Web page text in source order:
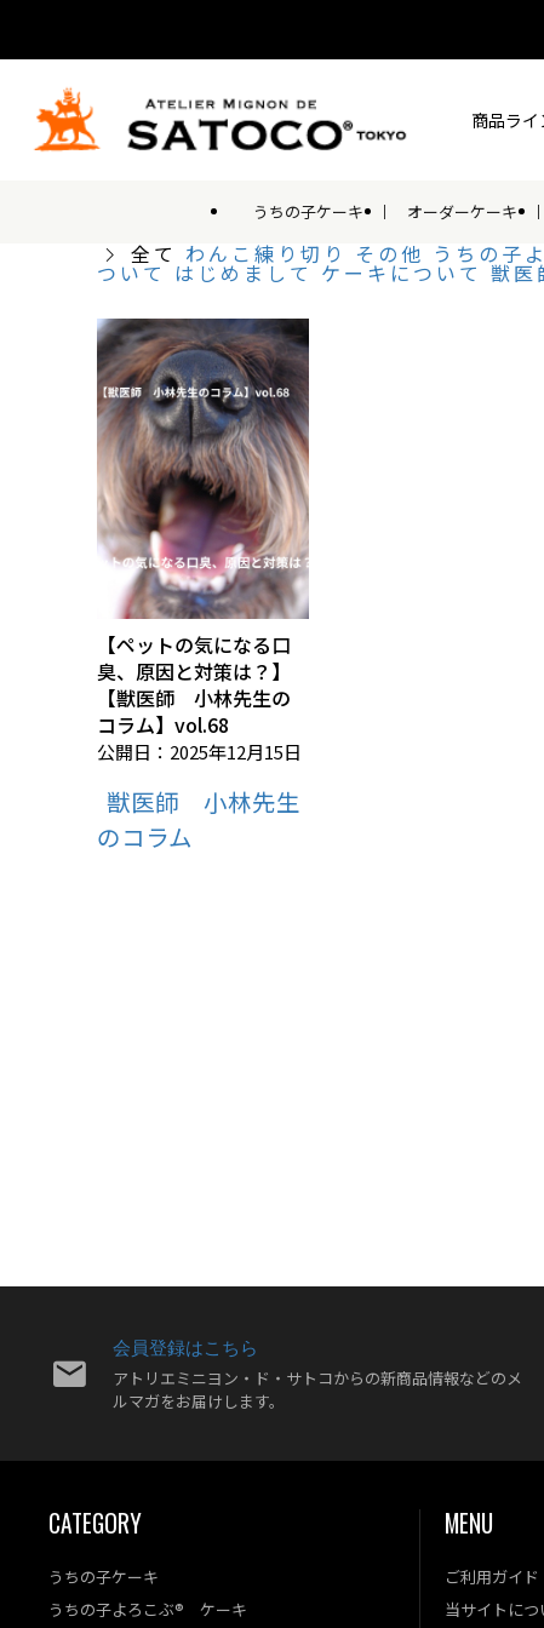
商品ラ
うちの子ケーキ オーダーケーキ
全て わんこ練り切り その他 うちの子
ついて はじめましてケーキについて獣
【ペットの気になる口
臭、原因と対策は？】
【獣医師 小林先生の
コラム】vol.68
公開日：2025年12月15日
獣医師 小林先生
のコラム
会員登録はこちら
アトリエミニヨン・ド・サトコからの新商品情報などのメ
ルマガをお届けします。
CATEGORY
うちの子ケーキ
うちの子よろこぶ® ケーキ
MENU
ご利用ガイド
当サイトにつ